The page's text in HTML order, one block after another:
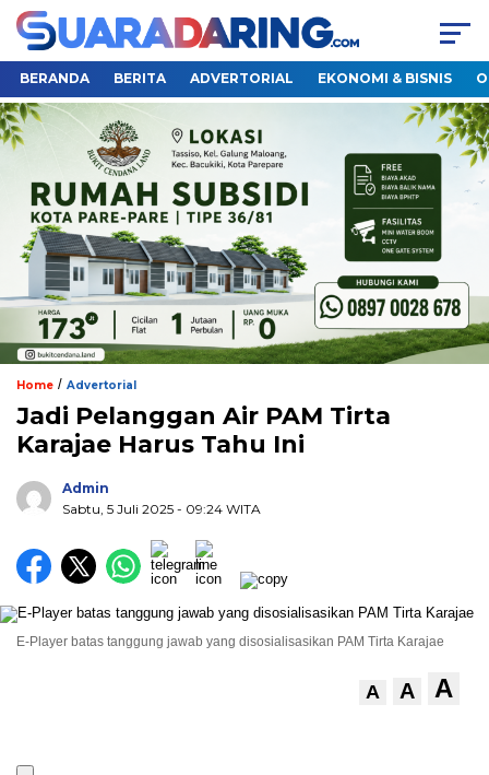
BERANDA BERITA ADVERTORIAL EKONOMI & BISNIS
Home / Advertorial
Jadi Pelanggan Air PAM Tirta
Karajae Harus Tahu Ini
Admin
Sabtu, 5 Juli 2025 - 09:24 WITA
E-Player batas tanggung jawab yang disosialisasikan PAM Tirta Karajae
A A A